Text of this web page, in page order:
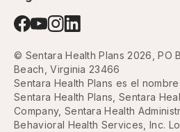
© Sentara Health Plans 2026, PO
Beach, Virginia 23466
Sentara Health Plans es el
Sentara Health Plans, Sentara
Company, Sentara Health
Behavioral Health Services, Inc.